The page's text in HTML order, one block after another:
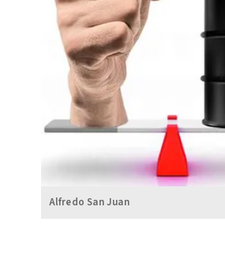
Alfredo San Juan